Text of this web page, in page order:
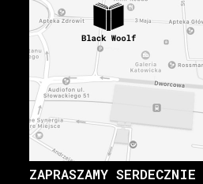
ZAPRASZAMY SERDECZNIE